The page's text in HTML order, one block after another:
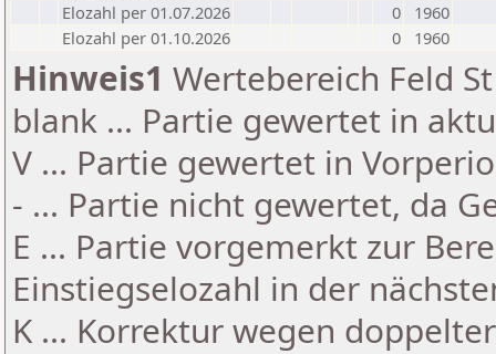
Elozahl per 01.07.2026
0
1960
Elozahl per 01.10.2026
0 1960
Hinweis1 Wertebereich Feld
blank ... Partie gewertet in
V ... Partie gewertet in
- ... Partie nicht gewertet, da
E ... Partie vorgemerkt zur
Einstiegselozahl in der
K ... Korrektur wegen